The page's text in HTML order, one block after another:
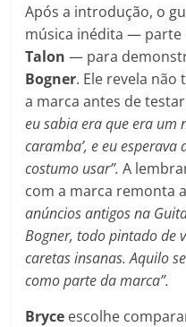
Após a introdução, o
música inédita —
Talon — para
Bogner. Ele revela
a marca antes de
eu sabia era que era um
caramba’, e eu
costumo usar”.A
com a marca remonta
anúncios antigos na
Bogner, todo pintado de
caretas insanas. Aquilo
como parte da marca”.
Bryce escolhe